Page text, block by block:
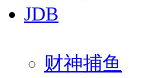
JDB
财神捕鱼